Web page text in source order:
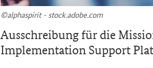
©al­pha­spi­rit - stock.adobe.com
Aus­schrei­bung für die
Implementation Support